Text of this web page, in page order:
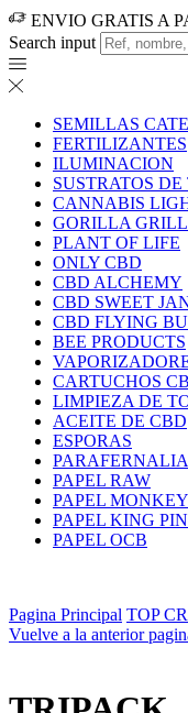
ENVIO GRATIS A
Search input
SEMILLAS
FERTILIZANTES
ILUMINACION
SUSTRATOS
CANNABIS
GORILLA
PLANT OF LIFE
ONLY CBD
CBD ALCHEMY
CBD SWEET
CBD FLYING
BEE PRODUCTS
CARTUCHOS
LIMPIEZA DE
ACEITE DE CBD
ESPORAS
PARAFERNALIA
PAPEL RAW
PAPEL
PAPEL KING
PAPEL OCB
Pagina Principal TOP
Vuelve a la anterior